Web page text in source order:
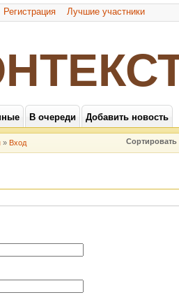
Регистрация Лучшие участники
В очереди Добавить новость
» Вход